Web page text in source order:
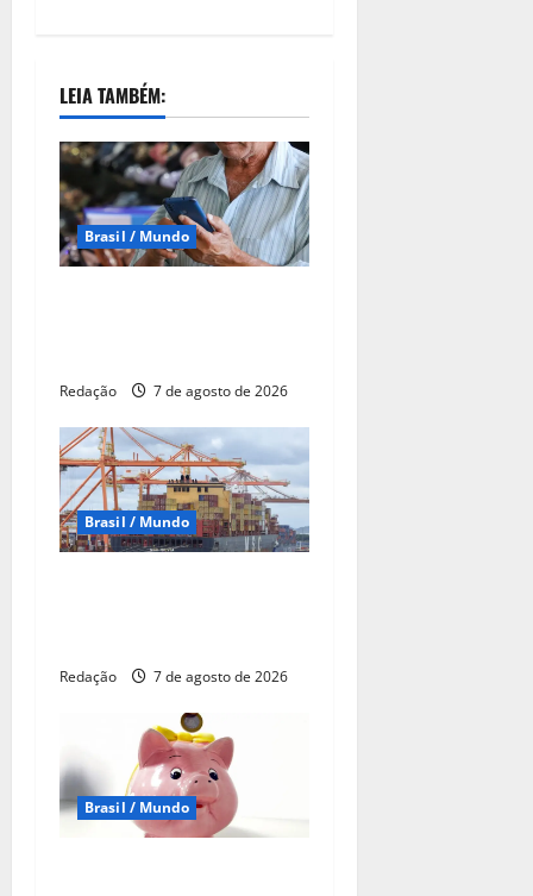
LEIA TAMBÉM:
Brasil / Mundo
Redação 7 de agosto de 2026
Brasil / Mundo
Redação 7 de agosto de 2026
Brasil / Mundo